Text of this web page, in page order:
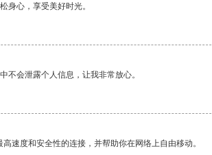
身心，享受美好时光。
不会泄露个人信息，让我非常放心。
速度和安全性的连接，并帮助你在网络上自由移动。